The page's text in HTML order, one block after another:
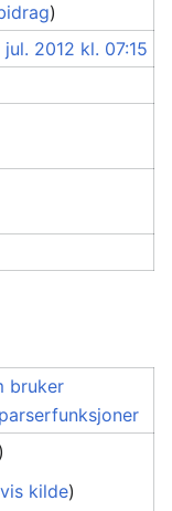
)
jul. 2012 kl. 07:15
bruker
)
vis kilde)